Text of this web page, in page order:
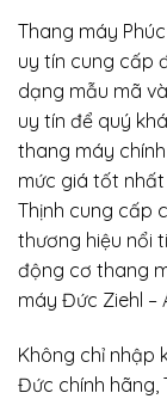
Thang máy
uy tín cung cấp
dạng mẫu mã
uy tín để quý
thang máy
mức giá tốt
Thịnh cung cấp
thương hiệu nổi
động cơ thang
máy Đức Ziehl –
Không chỉ nhập
Đức chính hãng,